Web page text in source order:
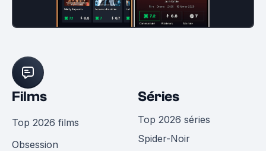
Films
Top 2026 films
Obsession
Séries
Top 2026 séries
Spider-Noir